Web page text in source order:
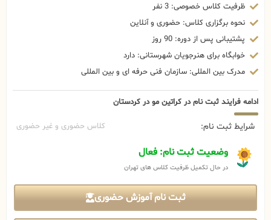
ظرفیت کلاس خصوصی: 3 نفر
نحوه برگزاری کلاس: حضوری و آنلاین
پشتیبانی پس از دوره: 90 روز
خوابگاه برای هنرجویان شهرستانی: دارد
مدرک بین المللی: سازمان فنی حرفه ای و بین المللی
ادامه فرایند ثبت نام در کراتین مو در کردستان
شرایط ثبت نام: کلاس حضوری و غیر حضوری
وضعیت ثبت نام: فعال
در حال تکمیل ظرفیت کلاس های تهران
ثبت نام آموزش حضوری